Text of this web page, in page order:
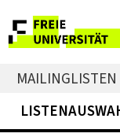
MAILINGLISTEN